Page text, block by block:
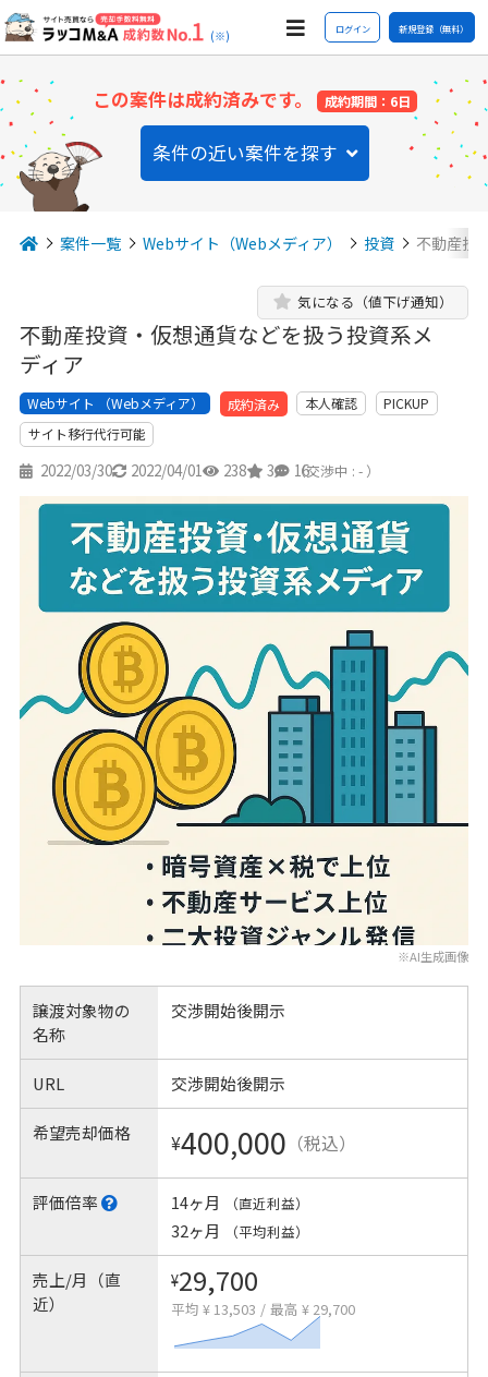
(※) ログイン 新規登録（無料）
この案件は成約済みです。 成約期間：6日
条件の近い案件を探す
案件一覧 Webサイト（Webメディア） 投資 不動産投
不動産投資・仮想通貨などを扱う投資系メ
ディア
気になる（値下げ通知）
Webサイト （Webメディア） 成約済み 本人確認
PICKUP
サイト移行代行可能
2022/03/30 2022/04/01 238 3 16
（交渉中 : - ）
※AI生成画像
譲渡対象物の
名称
交渉開始後開示
URL 交渉開始後開示
希望売却価格 ¥400,000 （税込）
評価倍率 14ヶ月 （直近利益）
32ヶ月 （平均利益）
売上/月（直
近）
¥29,700
平均 ¥ 13,503 / 最高 ¥ 29,700